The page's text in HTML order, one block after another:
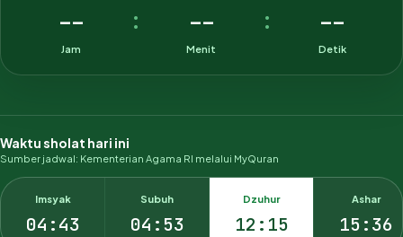
--
Jam
: --
Menit
: --
Detik
Waktu sholat hari ini
Sumber jadwal: Kementerian Agama RI melalui MyQuran
Imsyak
04:43
Subuh
04:53
Dzuhur
12:15
Ashar
15:36